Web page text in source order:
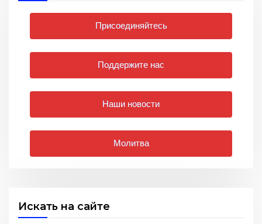
Присоединяйтесь
Поддержите нас
Наши новости
Молитва
Искать на сайте